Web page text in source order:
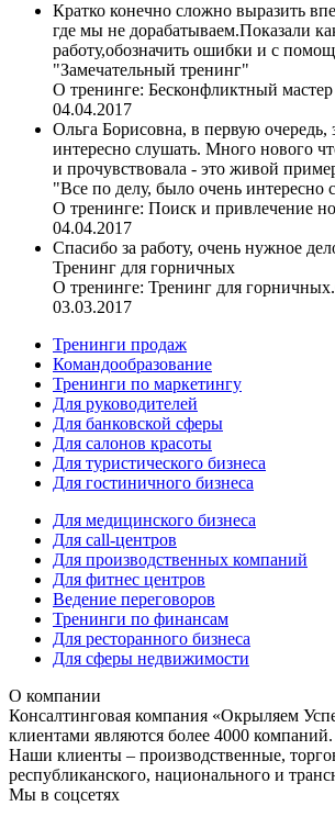
Кратко конечно сложно выразить
где мы не дорабатываем.Показали
работу,обозначить ошибки и с
"Замечательный тренинг"
О тренинге: Бесконфликтный
04.04.2017
Ольга Борисовна, в первую
интересно слушать. Много нового
и прочувствовала - это живой
"Все по делу, было очень интересно
О тренинге: Поиск и привлечение
04.04.2017
Спасибо за работу, очень нужное
Тренинг для горничных
О тренинге: Тренинг для
03.03.2017
Тренинги продаж
Командообразование
Тренинги по маркетингу
Для руководителей
Для банковской сферы
Для салонов красоты
Для туристического бизнеса
Для гостиничного бизнеса
Для медицинского бизнеса
Для call-центров
Для производственных компаний
Для фитнес центров
Ведение переговоров
Тренинги по финансам
Для ресторанного бизнеса
Для сферы недвижимости
О компании
Консалтинговая компания «Окрыляем
клиентами являются более 4000 компаний.
Наши клиенты – производственные,
республиканского, национального и
Мы в соцсетях